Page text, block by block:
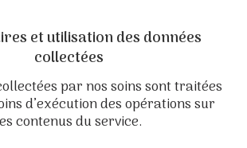
et utilisation des données
collectées
par nos soins sont traitées
d’exécution des opérations sur
contenus du service.